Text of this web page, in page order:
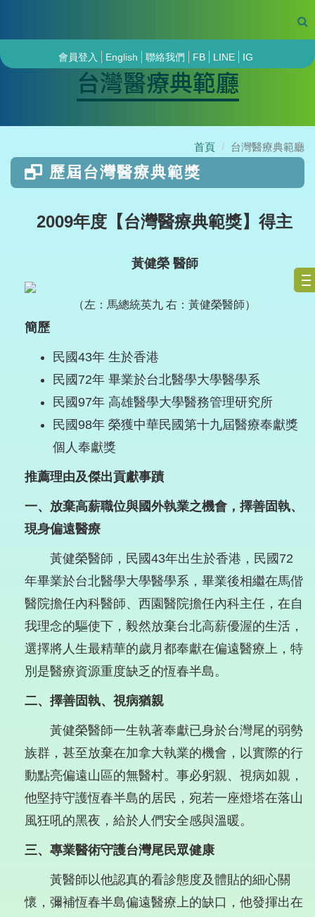
會員登入 English 聯絡我們 FB LINE IG
台灣醫療典範廳
首頁 台灣醫療典範廳
歷屆台灣醫療典範獎
2009年度【台灣醫療典範獎】得主
黃健榮 醫師
（左：馬總統英九 右：黃健榮醫師）
簡歷
民國43年 生於香港
民國72年 畢業於台北醫學大學醫學系
民國97年 高雄醫學大學醫務管理研究所
民國98年 榮獲中華民國第十九屆醫療奉獻獎
個人奉獻獎
推薦理由及傑出貢獻事蹟
一、放棄高薪職位與國外執業之機會，擇善固執、
現身偏遠醫療
黃健榮醫師，民國43年出生於香港，民國72
年畢業於台北醫學大學醫學系，畢業後相繼在馬偕
醫院擔任內科醫師、西園醫院擔任內科主任，在自
我理念的驅使下，毅然放棄台北高薪優渥的生活，
選擇將人生最精華的歲月都奉獻在偏遠醫療上，特
別是醫療資源重度缺乏的恆春半島。
二、擇善固執、視病猶親
黃健榮醫師一生執著奉獻已身於台灣尾的弱勢
族群，甚至放棄在加拿大執業的機會，以實際的行
動點亮偏遠山區的無醫村。事必躬親、視病如親，
他堅持守護恆春半島的居民，宛若一座燈塔在落山
風狂吼的黑夜，給於人們安全感與溫暖。
三、專業醫術守護台灣尾民眾健康
黃醫師以他認真的看診態度及體貼的細心關
懷，彌補恆春半島偏遠醫療上的缺口，他發揮出在